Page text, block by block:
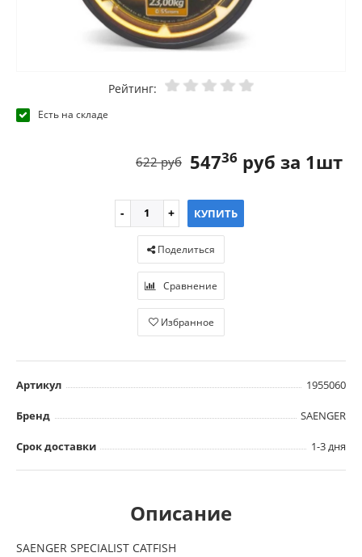
Рейтинг:
Есть на складе
54736 руб за 1шт
622 руб
КУПИТЬ
Поделиться
Сравнение
Избранное
Артикул 1955060
Бренд SAENGER
Срок доставки 1-3 дня
Описание
SAENGER SPECIALIST CATFISH